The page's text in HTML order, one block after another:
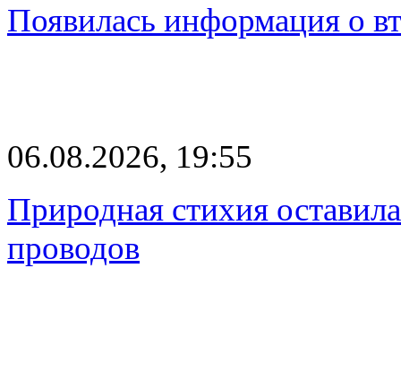
Появилась информация о
06.08.2026, 19:55
Природная стихия
проводов